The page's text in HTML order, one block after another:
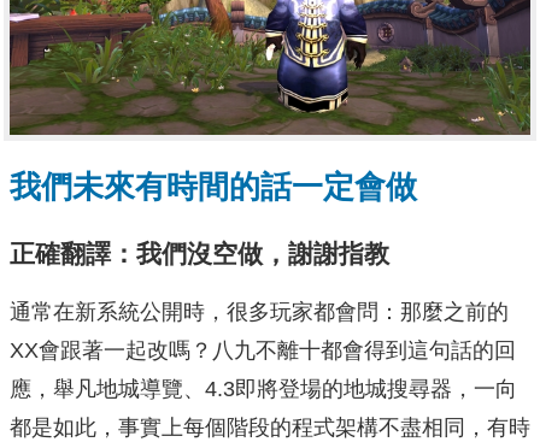
我們未來有時間的話一定會做
正確翻譯：我們沒空做，謝謝指教
通常在新系統公開時，很多玩家都會問：那麼之前的
XX會跟著一起改嗎？八九不離十都會得到這句話的回
應，舉凡地城導覽、4.3即將登場的地城搜尋器，一向
都是如此，事實上每個階段的程式架構不盡相同，有時